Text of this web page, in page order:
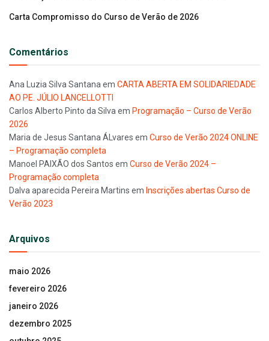
Carta Compromisso do Curso de Verão de 2026
Comentários
Ana Luzia Silva Santana em CARTA ABERTA EM SOLIDARIEDADE
AO PE. JÚLIO LANCELLOTTI
Carlos Alberto Pinto da Silva em Programação – Curso de Verão
2026
Maria de Jesus Santana ÁLvares em Curso de Verão 2024 ONLINE
– Programação completa
Manoel PAIXÃO dos Santos em Curso de Verão 2024 –
Programação completa
Dalva aparecida Pereira Martins em Inscrições abertas Curso de
Verão 2023
Arquivos
maio 2026
fevereiro 2026
janeiro 2026
dezembro 2025